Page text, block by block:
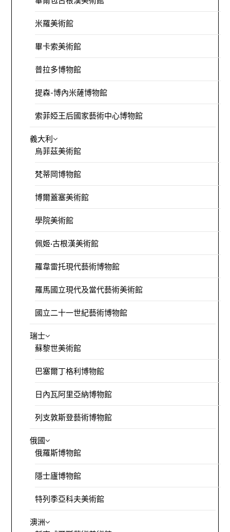
米羅美術館
畢卡索美術館
普拉多博物館
提森-博內米薩博物館
索菲婭王后國家藝術中心博物館
義大利
烏菲茲美術館
梵蒂岡博物館
博爾蓋塞美術館
學院美術館
佩姬·古根漢美術館
羅韋雷托現代藝術博物館
羅馬國立現代及當代藝術美術館
國立二十一世紀藝術博物館
瑞士
蘇黎世美術館
巴塞爾丁格利博物館
日內瓦阿里亞納博物館
列支敦斯登藝術博物館
俄國
俄羅斯博物館
隱士廬博物館
特列季亞科夫美術館
澳洲